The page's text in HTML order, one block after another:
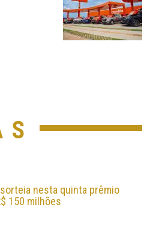
nesta quinta prêmio
150 milhões